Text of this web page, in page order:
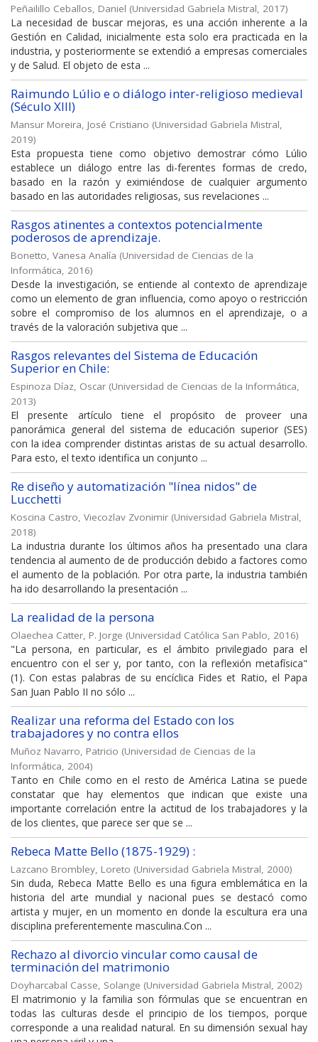
Peñailillo Ceballos, Daniel (Universidad Gabriela Mistral, 2017)
La necesidad de buscar mejoras, es una acción inherente a la
Gestión en Calidad, inicialmente esta solo era practicada en la
industria, y posteriormente se extendió a empresas comerciales
y de Salud. El objeto de esta ...
Raimundo Lúlio e o diálogo inter-religioso medieval
(Século XIII)
Mansur Moreira, José Cristiano (Universidad Gabriela Mistral,
2019)
Esta propuesta tiene como objetivo demostrar cómo Lúlio
establece un diálogo entre las di-ferentes formas de credo,
basado en la razón y eximiéndose de cualquier argumento
basado en las autoridades religiosas, sus revelaciones ...
Rasgos atinentes a contextos potencialmente
poderosos de aprendizaje.
Bonetto, Vanesa Analía (Universidad de Ciencias de la
Informática, 2016)
Desde la investigación, se entiende al contexto de aprendizaje
como un elemento de gran influencia, como apoyo o restricción
sobre el compromiso de los alumnos en el aprendizaje, o a
través de la valoración subjetiva que ...
Rasgos relevantes del Sistema de Educación
Superior en Chile:
Espinoza Díaz, Oscar (Universidad de Ciencias de la Informática,
2013)
El presente artículo tiene el propósito de proveer una
panorámica general del sistema de educación superior (SES)
con la idea comprender distintas aristas de su actual desarrollo.
Para esto, el texto identifica un conjunto ...
Re diseño y automatización "línea nidos" de
Lucchetti
Koscina Castro, Viecozlav Zvonimir (Universidad Gabriela Mistral,
2018)
La industria durante los últimos años ha presentado una clara
tendencia al aumento de de producción debido a factores como
el aumento de la población. Por otra parte, la industria también
ha ido desarrollando la presentación ...
La realidad de la persona
Olaechea Catter, P. Jorge (Universidad Católica San Pablo, 2016)
"La persona, en particular, es el ámbito privilegiado para el
encuentro con el ser y, por tanto, con la reflexión metafísica"
(1). Con estas palabras de su encíclica Fides et Ratio, el Papa
San Juan Pablo II no sólo ...
Realizar una reforma del Estado con los
trabajadores y no contra ellos
Muñoz Navarro, Patricio (Universidad de Ciencias de la
Informática, 2004)
Tanto en Chile como en el resto de América Latina se puede
constatar que hay elementos que indican que existe una
importante correlación entre la actitud de los trabajadores y la
de los clientes, que parece ser que se ...
Rebeca Matte Bello (1875-1929) :
Lazcano Brombley, Loreto (Universidad Gabriela Mistral, 2000)
Sin duda, Rebeca Matte Bello es una ﬁgura emblemática en la
historia del arte mundial y nacional pues se destacó como
artista y mujer, en un momento en donde la escultura era una
disciplina preferentemente masculina.Con ...
Rechazo al divorcio vincular como causal de
terminación del matrimonio
Doyharcabal Casse, Solange (Universidad Gabriela Mistral, 2002)
El matrimonio y la familia son fórmulas que se encuentran en
todas las culturas desde el principio de los tiempos, porque
corresponde a una realidad natural. En su dimensión sexual hay